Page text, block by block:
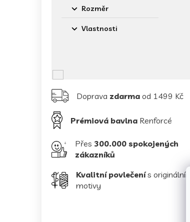
Rozměr
Vlastnosti
Doprava zdarma od 1499 Kč
Prémiová bavlna Renforcé
Přes 300.000 spokojených
zákazníků
Kvalitní povlečenís originálními
motivy